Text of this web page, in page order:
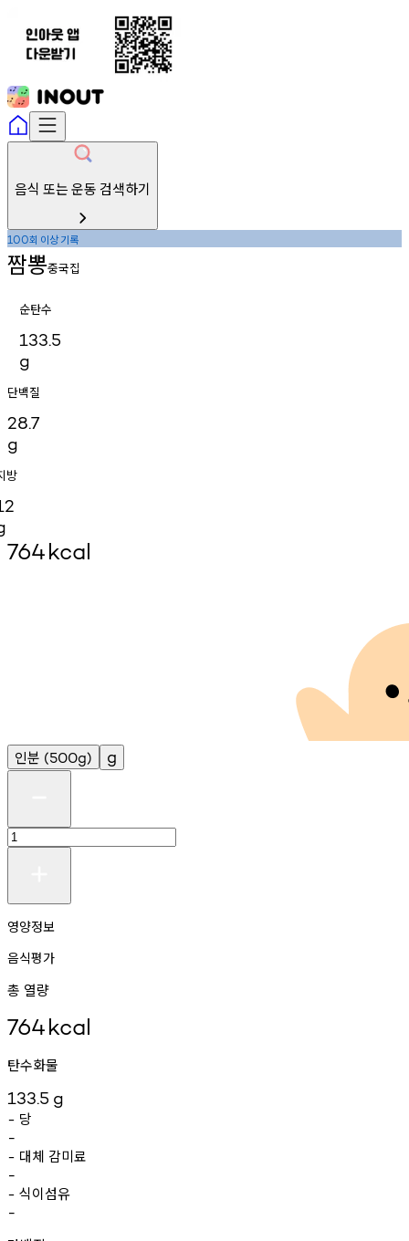
음식 또는 운동 검색하기
100회 이상기록
짬뽕중국집
순탄수
133.5
g
단백질
28.7
g
방
764kcal
인분 (500g) g
영양정보
음식평가
총 열량
764kcal
탄수화물
133.5 g
- 당
-
- 대체 감미료
-
- 식이섬유
-